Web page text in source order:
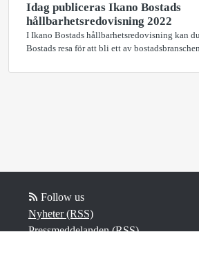
Idag publiceras Ikano Bostads
hållbarhetsredovisning 2022
I Ikano Bostads hållbarhetsredovisning kan
Bostads resa för att bli ett av
Follow us
Nyheter (RSS)
Pressmeddelanden (RSS)